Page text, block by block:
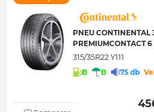
PNEU CONTINENTAL
PREMIUMCONTACT
315/35R22 Y111
B B 75 db